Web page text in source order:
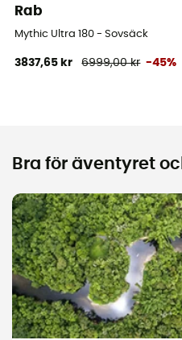
Rab
Mythic Ultra 180 - Sovsäck
3837,65 kr 6999,00 kr -45%
Bra för äventyret